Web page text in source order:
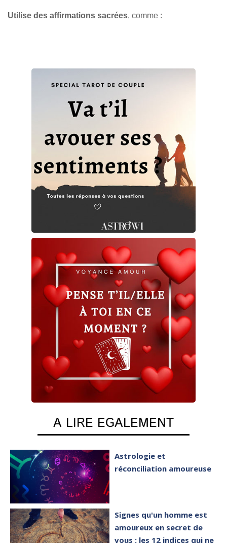
Utilise des affirmations sacrées, comme :
A LIRE EGALEMENT
Astrologie et
réconciliation amoureuse
Signes qu'un homme est
amoureux en secret de
vous : les 12 indices qui ne